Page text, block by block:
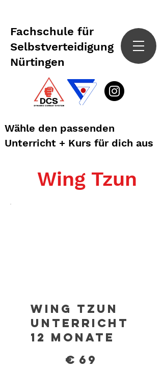
Fachschule für
Selbstverteidigung
Nürtingen
Wähle den passenden
Unterricht + Kurs für dich aus
Wing Tzun
Wing Tzun
Unterricht
12 Monate
€ 69